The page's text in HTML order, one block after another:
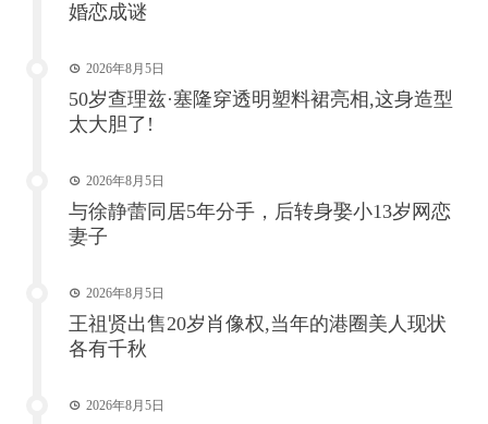
婚恋成谜
2026年8月5日
50岁查理兹·塞隆穿透明塑料裙亮相,这身造型
太大胆了!
2026年8月5日
与徐静蕾同居5年分手，后转身娶小13岁网恋
妻子
2026年8月5日
王祖贤出售20岁肖像权,当年的港圈美人现状
各有千秋
2026年8月5日